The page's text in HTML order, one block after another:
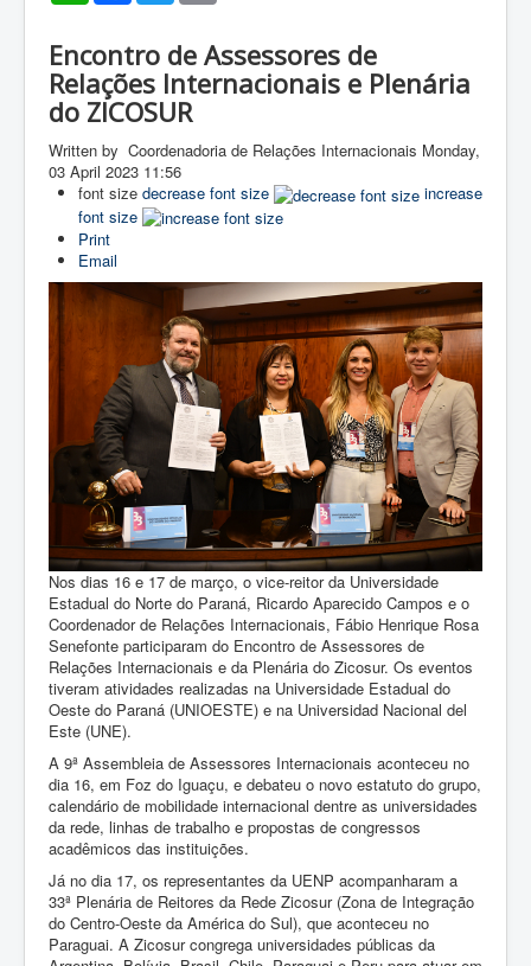
Encontro de Assessores de
Relações Internacionais e Plenária
do ZICOSUR
Written by Coordenadoria de Relações Internacionais Monday,
03 April 2023 11:56
font size decrease font size
increase
font size
Print
Email
Nos dias 16 e 17 de março, o vice-reitor da Universidade
Estadual do Norte do Paraná, Ricardo Aparecido Campos e o
Coordenador de Relações Internacionais, Fábio Henrique Rosa
Senefonte participaram do Encontro de Assessores de
Relações Internacionais e da Plenária do Zicosur. Os eventos
tiveram atividades realizadas na Universidade Estadual do
Oeste do Paraná (UNIOESTE) e na Universidad Nacional del
Este (UNE).
A 9ª Assembleia de Assessores Internacionais aconteceu no
dia 16, em Foz do Iguaçu, e debateu o novo estatuto do grupo,
calendário de mobilidade internacional dentre as universidades
da rede, linhas de trabalho e propostas de congressos
acadêmicos das instituições.
Já no dia 17, os representantes da UENP acompanharam a
33ª Plenária de Reitores da Rede Zicosur (Zona de Integração
do Centro-Oeste da América do Sul), que aconteceu no
Paraguai. A Zicosur congrega universidades públicas da